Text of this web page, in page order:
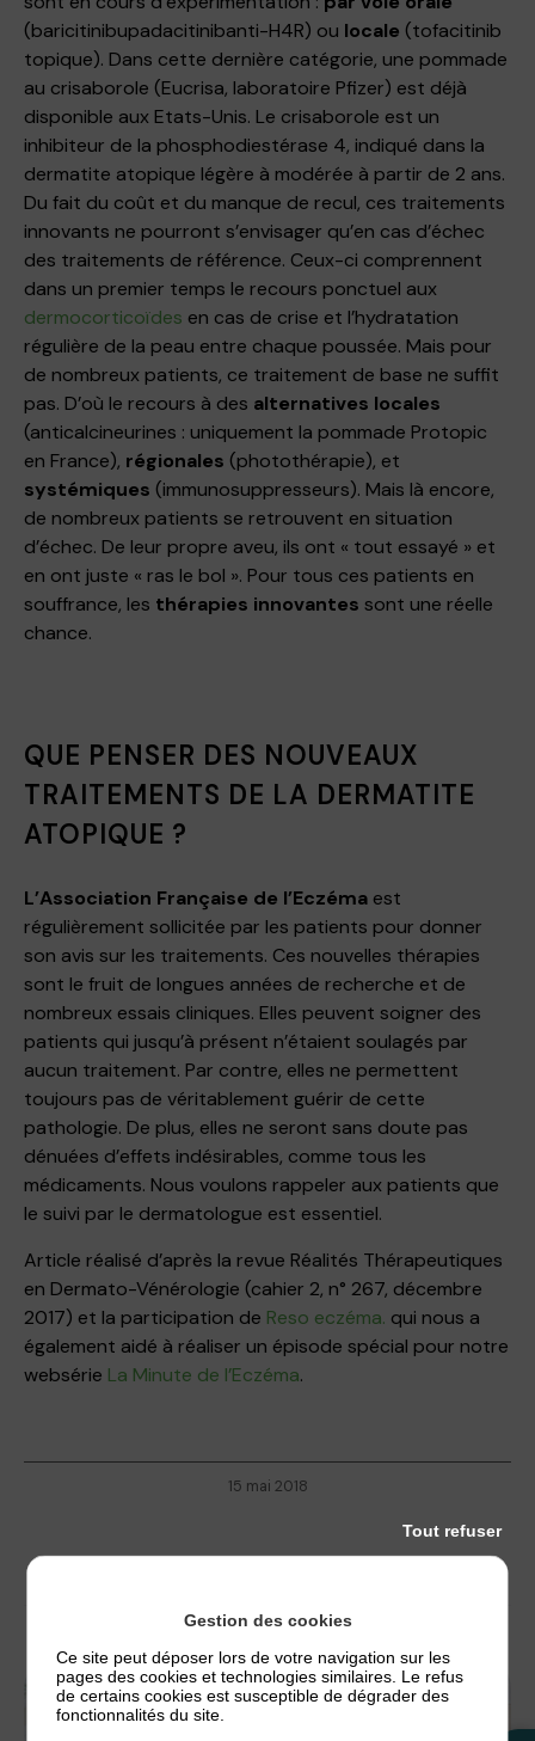
(baricitinibupadacitinibanti-H4R) ou locale (tofacitinib
topique). Dans cette dernière catégorie, une pommade
au crisaborole (Eucrisa, laboratoire Pfizer) est déjà
disponible aux Etats-Unis. Le crisaborole est un
inhibiteur de la phosphodiestérase 4, indiqué dans la
dermatite atopique légère à modérée à partir de 2 ans.
Du fait du coût et du manque de recul, ces traitements
innovants ne pourront s’envisager qu’en cas d’échec
des traitements de référence. Ceux-ci comprennent
dans un premier temps le recours ponctuel aux
dermocorticoïdes en cas de crise et l’hydratation
régulière de la peau entre chaque poussée. Mais pour
de nombreux patients, ce traitement de base ne suffit
pas. D’où le recours à des alternatives locales
(anticalcineurines : uniquement la pommade Protopic
en France), régionales (photothérapie), et
systémiques (immunosuppresseurs). Mais là encore,
de nombreux patients se retrouvent en situation
d’échec. De leur propre aveu, ils ont « tout essayé » et
en ont juste « ras le bol ». Pour tous ces patients en
souffrance, les thérapies innovantes sont une réelle
chance.
QUE PENSER DES NOUVEAUX
TRAITEMENTS DE LA DERMATITE
ATOPIQUE ?
L’Association Française de l’Eczéma est
régulièrement sollicitée par les patients pour donner
son avis sur les traitements. Ces nouvelles thérapies
sont le fruit de longues années de recherche et de
nombreux essais cliniques. Elles peuvent soigner des
patients qui jusqu’à présent n’étaient soulagés par
aucun traitement. Par contre, elles ne permettent
toujours pas de véritablement guérir de cette
pathologie. De plus, elles ne seront sans doute pas
dénuées d’effets indésirables, comme tous les
médicaments. Nous voulons rappeler aux patients que
le suivi par le dermatologue est essentiel.
Article réalisé d’après la revue Réalités Thérapeutiques
en Dermato-Vénérologie (cahier 2, n° 267, décembre
2017) et la participation de Reso eczéma. qui nous a
également aidé à réaliser un épisode spécial pour notre
websérie La Minute de l’Eczéma.
15 mai 2018
Gestion des cookies
Ce site peut déposer lors de votre navigation sur les
pages des cookies et technologies similaires. Le refus
de certains cookies est susceptible de dégrader des
fonctionnalités du site.
Tout refuser